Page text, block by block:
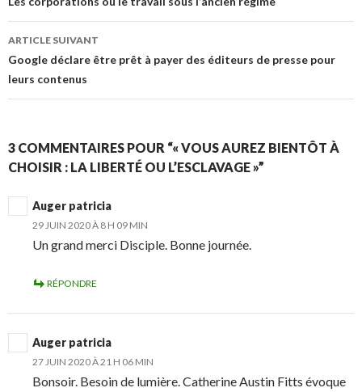
articles
ARTICLE SUIVANT
Google déclare être prêt à payer des éditeurs de presse pour
leurs contenus
3 COMMENTAIRES POUR “« VOUS AUREZ BIENTÔT À
CHOISIR : LA LIBERTÉ OU L’ESCLAVAGE »”
Auger patricia
29 JUIN 2020 À 8 H 09 MIN
Un grand merci Disciple. Bonne journée.
RÉPONDRE
Auger patricia
27 JUIN 2020 À 21 H 06 MIN
Bonsoir. Besoin de lumière. Catherine Austin Fitts évoque